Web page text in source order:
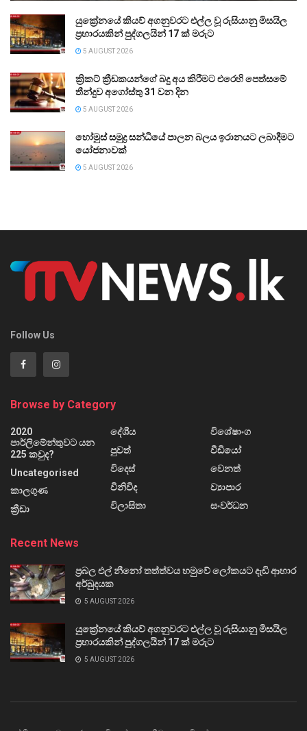
යුක්‍රේනයේ කියව් අගනුවරට එල්ල වූ රුසියානු මිසයිල
ප්‍රහාරයකින් පුද්ගලයින් 17 ක් මරුට
5 AUGUST 2026
ක්‍රිකට් ක්‍රීඩකයන්ගේ බදු අය කිරීමට එරෙහි පෙත්සමේ
තීන්දුව අගෝස්තු 31 වන දින
5 AUGUST 2026
හෝමුස් සමුද්‍ර සන්ධියේ පාලන බලය ඉරානයට ලබාදීමට
යෝජනාවක්
5 AUGUST 2026
Follow Us
Browse by Category
2020
පාර්ලිමේන්තුවට යන
225 කවුද?
Uncategorised
කාලගුණ
ක්‍රීඩා
දේශීය
පුවත්
විදෙස්
විනිවිද
විලාසිතා
විශේෂාංග
වීඩියෝ
වෙනත්
ව්‍යාපාර
සංවර්ධන
Recent News
ප්‍රබල එල් නීනෝ තත්ත්වය හමුවේ ලෝකයට දැඩි ආහාර
අර්බුදයක
5 AUGUST 2026
යුක්‍රේනයේ කියව් අගනුවරට එල්ල වූ රුසියානු මිසයිල
ප්‍රහාරයකින් පුද්ගලයින් 17 ක් මරුට
5 AUGUST 2026